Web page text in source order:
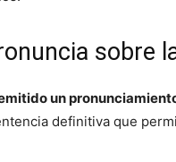
sobre
un
definitiva que